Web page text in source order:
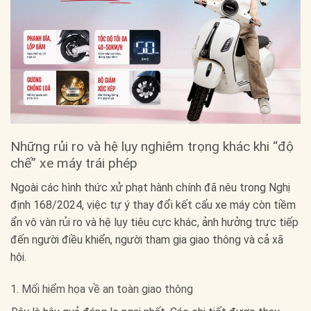
Những rủi ro và hệ lụy nghiêm trọng khác khi “độ
chế” xe máy trái phép
Ngoài các hình thức xử phạt hành chính đã nêu trong Nghị
định 168/2024, việc tự ý thay đổi kết cấu xe máy còn tiềm
ẩn vô vàn rủi ro và hệ lụy tiêu cực khác, ảnh hưởng trực tiếp
đến người điều khiển, người tham gia giao thông và cả xã
hội.
1. Mối hiểm họa về an toàn giao thông